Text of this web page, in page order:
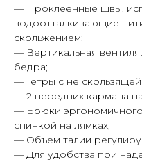
— Проклеенные швы,
водоотталкивающие
скольжением;
— Вертикальная
бедра;
— Гетры с не
— 2 передних кармана
— Брюки
спинкой на лямках;
— Объем талии
— Для удобства при
Гарантия
качества
По
и СНГ
Сотни отзывов